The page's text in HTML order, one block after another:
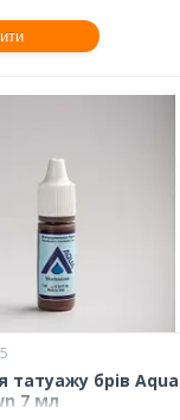
татуажу брів Aqua
7 мл